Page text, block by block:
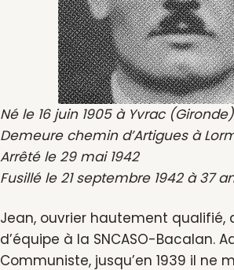
Né le 16 juin 1905 à Yvrac (Gironde)
Demeure chemin d’Artigues à
Arrêté le 29 mai 1942
Fusillé le 21 septembre 1942 à 37
Jean, ouvrier hautement qualifié,
d’équipe à la SNCASO-Bacalan.
Communiste, jusqu’en 1939 il ne